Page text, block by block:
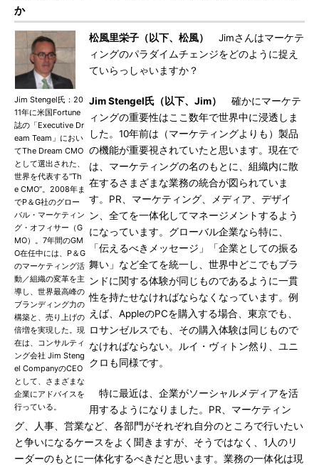
か
Jim Stengel氏：20
11年に米国Fortune
誌の「Executive Dr
eam Team」におい
てThe Dream CMO
として選出された、
世界を代表する“Th
e CMO”。2008年ま
でP＆G社のグロー
バル・マーケティン
グ・オフィサー（G
MO）。7年間のGM
O在任中には、P＆G
のマーケティング活
動／組織の変革を主
導し、世界最高峰の
ブランディング力の
構築と、売り上げの
倍増を実現した。現
在は、コンサルティ
ング会社 Jim Steng
el CompanyのCEO
として、さまざまな
企業にアドバイスを
行っている。
松風里栄子（以下、松風）
Jimさんはマーケテ
ィングのパラダイムチェンジをどのように捉え
ていらっしゃいますか？
Jim Stengel氏（以下、Jim）
確かにマーケテ
ィングの重要性はここ数年で世界中に浸透しま
した。10年前は（マーケティングよりも）製品
の機能が重要視されていたと思います。現在で
は、マーケティングの名のもとに、組織内に散
在するさまざまな業務の統合が図られていま
す。PR、マーケティング、メディア、デザイ
ン、全てを一体化してマネージメントするよう
になっています。グローバル企業なら特に、
「伝えるべきメッセージ」「企業としての振る
舞い」など全てを統一し、世界中どこでもブラ
ンドに関する体験が同じものであるように一貫
性を持たせなければならなくなっています。例
えば、AppleのPCを購入する場合、東京でも、
ロサンゼルスでも、その購入体験は同じもので
なければならない。ルイ・ヴィトン然り、ユニ
クロも同様です。
特に最近は、企業がソーシャルメディアを活
用するようになりました。PR、マーケティン
グ、人事、営業など、各部門がそれぞれ自分のところで行いたい
と争いになるケースをよく聞きますが、そうではなく、1人のリ
ーダーのもとに一体化するべきだと思います。業務の一体化は現